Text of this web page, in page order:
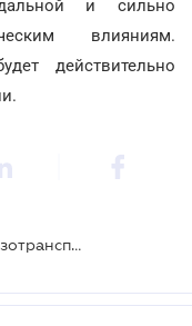
и сильно
влияниям.
действительно
Подготовлеы изменения в Кодекс газотранспортной системы